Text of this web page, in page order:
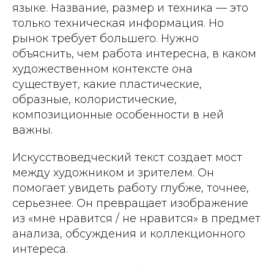
языке. Название, размер и техника — это
только техническая информация. Но
рынок требует большего. Нужно
объяснить, чем работа интересна, в каком
художественном контексте она
существует, какие пластические,
образные, колористические,
композиционные особенности в ней
важны.
Искусствоведческий текст создает мост
между художником и зрителем. Он
помогает увидеть работу глубже, точнее,
серьезнее. Он превращает изображение
из «мне нравится / не нравится» в предмет
анализа, обсуждения и коллекционного
интереса.